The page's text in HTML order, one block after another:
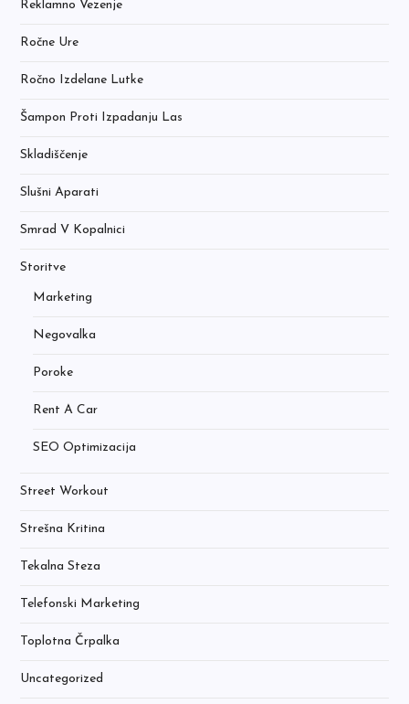
Reklamno Vezenje
Ročne Ure
Ročno Izdelane Lutke
Šampon Proti Izpadanju Las
Skladiščenje
Slušni Aparati
Smrad V Kopalnici
Storitve
Marketing
Negovalka
Poroke
Rent A Car
SEO Optimizacija
Street Workout
Strešna Kritina
Tekalna Steza
Telefonski Marketing
Toplotna Črpalka
Uncategorized